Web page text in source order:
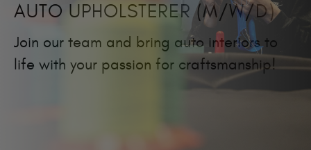
AUTO UPHOLSTERER (M/W/D)
Join our team and bring auto interiors to
life with your passion for craftsmanship!